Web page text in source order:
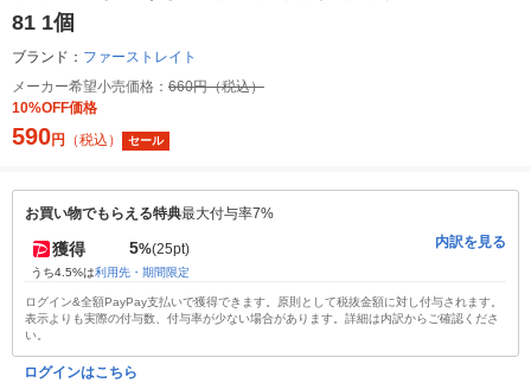
81 1個
ブランド： ファーストレイト
メーカー希望小売価格： 660円（税込）
10%OFF価格
590円 （税込） セール
お買い物でもらえる特典最大付与率7%
獲得 5%(25pt)
うち4.5%は利用先・期間限定
内訳を見る
ログイン&全額PayPay支払いで獲得できます。原則として税抜金額に対し付与されます。
表示よりも実際の付与数、付与率が少ない場合があります。詳細は内訳からご確認くださ
い。
ログインはこちら